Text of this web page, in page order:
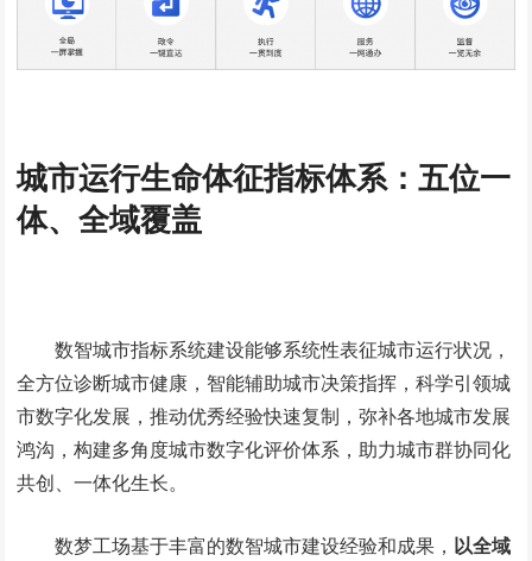
城市运行生命体征指标体系：五位一
体、全域覆盖
数智城市指标系统建设能够系统性表征城市运行状况，
全方位诊断城市健康，智能辅助城市决策指挥，科学引领城
市数字化发展，推动优秀经验快速复制，弥补各地城市发展
鸿沟，构建多角度城市数字化评价体系，助力城市群协同化
共创、一体化生长。
数梦工场基于丰富的数智城市建设经验和成果， 以全域